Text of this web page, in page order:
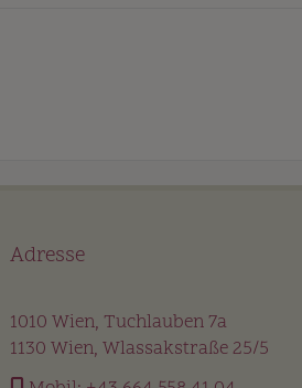
Adresse
1010 Wien, Tuchlauben 7a
1130 Wien, Wlassakstraße 25/5